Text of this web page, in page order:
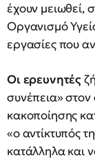
έχουν μειωθεί,
Οργανισμό
εργασίες που
Οι ερευνητές
συνέπεια» στον
κακοποίησης
«ο αντίκτυπός
κατάλληλα και